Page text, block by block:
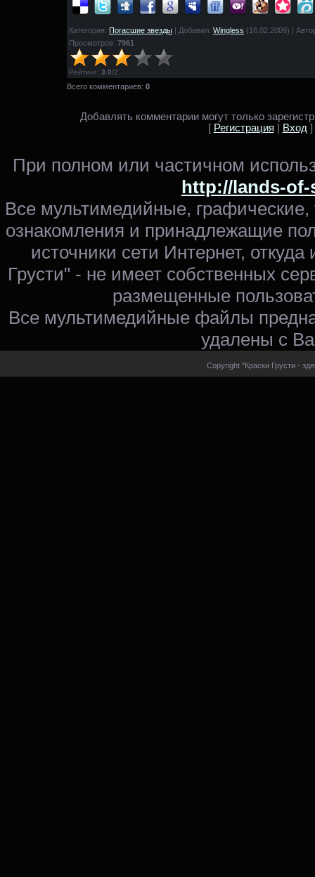
Категория: Погасшие звезды | Добавил: Wingless (16.02.2009) |
Просмотров: 7961
Рейтинг: 3.0/2
Всего комментариев: 0
Добавлять комментарии могут только
[ Регистрация | Вход ]
При полном или частичном
http://lands-
Все мультимедийные,
ознакомления и принадлежащие
источники сети Интернет,
Грусти" - не имеет собственных
размещенные
Все мультимедийные файлы
удалены с
Copyright "Краски Грусти -